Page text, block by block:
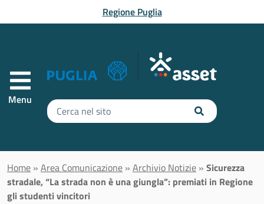
al contenuto principaleRegione Puglia
Menu
Inserisci
il
da
cercare
Home » Area Comunicazione » Archivio Notizie » Sicurezza
stradale, “La strada non è una giungla”: premiati in Regione
gli studenti vincitori